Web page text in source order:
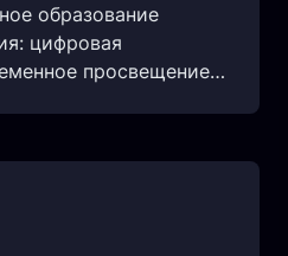
образование
цифровая
просвещение…